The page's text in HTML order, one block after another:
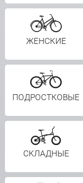
ЖЕНСКИЕ
ПОДРОСТКОВЫЕ
СКЛАДНЫЕ